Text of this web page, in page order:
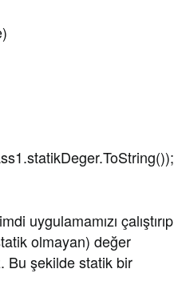
uygulamamızı çalıştırıp
olmayan) değer
Bu şekilde statik bir